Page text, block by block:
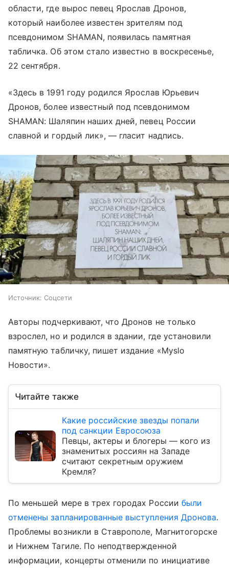
области, где вырос певец Ярослав Дронов,
который наиболее известен зрителям под
псевдонимом SHAMAN, появилась памятная
табличка. Об этом стало известно в воскресенье,
22 сентября.
«Здесь в 1991 году родился Ярослав Юрьевич
Дронов, более известный под псевдонимом
SHAMAN: Шаляпин наших дней, певец России
славной и гордый лик», — гласит надпись.
Источник: Соцсети
Авторы подчеркивают, что Дронов не только
взрослел, но и родился в здании, где установили
памятную табличку, пишет издание «Myslo
Новости».
Читайте также
Какие российские звезды попали
под санкции Евросоюза
Певцы, актеры и блогеры — кого из
знаменитых россиян на Западе
считают секретным оружием
Кремля?
По меньшей мере в трех городах России были
отменены запланированные выступления Дронова.
Проблемы возникли в Ставрополе, Магнитогорске
и Нижнем Тагиле. По неподтвержденной
информации, концерты отменили по инициативе